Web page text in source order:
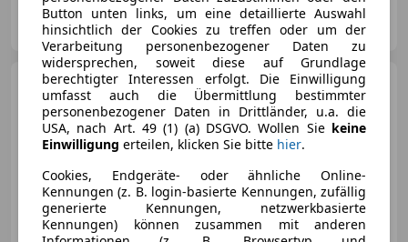
Manfred Scalet GmbH
AT-6866 Andelsbuch
Volkswagen Caddy1.9
TDI DPF Life (5-Si.)
€ 7 900
Button unten links, um eine detaillierte Auswahl
hinsichtlich der Cookies zu treffen oder um der
Verarbeitung personenbezogener Daten zu
widersprechen, soweit diese auf Grundlage
berechtigter Interessen erfolgt. Die Einwilligung
umfasst auch die Übermittlung bestimmter
personenbezogener Daten in Drittländer, u.a. die
USA, nach Art. 49 (1) (a) DSGVO. Wollen Sie keine
Einwilligung erteilen, klicken Sie bitte hier.
Cookies, Endgeräte- oder ähnliche Online-
Kennungen (z. B. login-basierte Kennungen, zufällig
generierte Kennungen, netzwerkbasierte
Kennungen) können zusammen mit anderen